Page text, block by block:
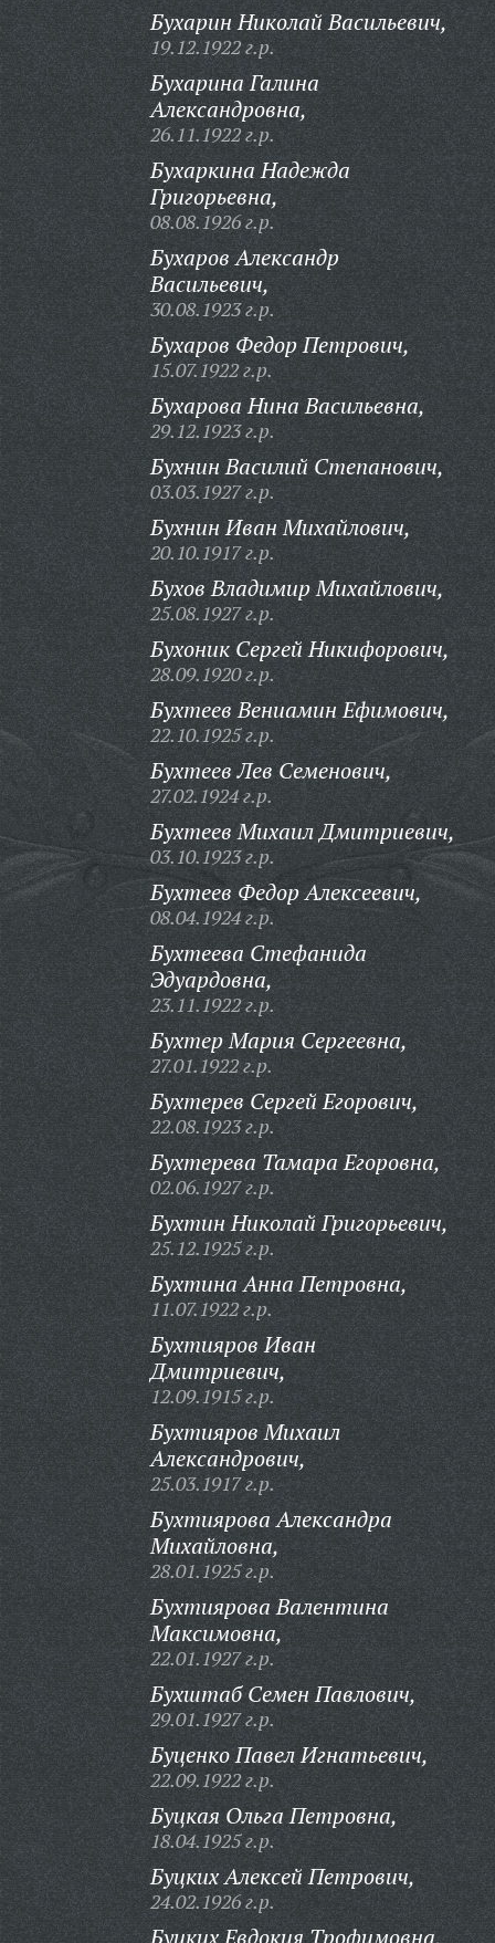
Бухарин Николай Васильевич,
19.12.1922 г.р.
Бухарина Галина
Александровна,
26.11.1922 г.р.
Бухаркина Надежда
Григорьевна,
08.08.1926 г.р.
Бухаров Александр
Васильевич,
30.08.1923 г.р.
Бухаров Федор Петрович,
15.07.1922 г.р.
Бухарова Нина Васильевна,
29.12.1923 г.р.
Бухнин Василий Степанович,
03.03.1927 г.р.
Бухнин Иван Михайлович,
20.10.1917 г.р.
Бухов Владимир Михайлович,
25.08.1927 г.р.
Бухоник Сергей Никифорович,
28.09.1920 г.р.
Бухтеев Вениамин Ефимович,
22.10.1925 г.р.
Бухтеев Лев Семенович,
27.02.1924 г.р.
Бухтеев Михаил Дмитриевич,
03.10.1923 г.р.
Бухтеев Федор Алексеевич,
08.04.1924 г.р.
Бухтеева Стефанида
Эдуардовна,
23.11.1922 г.р.
Бухтер Мария Сергеевна,
27.01.1922 г.р.
Бухтерев Сергей Егорович,
22.08.1923 г.р.
Бухтерева Тамара Егоровна,
02.06.1927 г.р.
Бухтин Николай Григорьевич,
25.12.1925 г.р.
Бухтина Анна Петровна,
11.07.1922 г.р.
Бухтияров Иван
Дмитриевич,
12.09.1915 г.р.
Бухтияров Михаил
Александрович,
25.03.1917 г.р.
Бухтиярова Александра
Михайловна,
28.01.1925 г.р.
Бухтиярова Валентина
Максимовна,
22.01.1927 г.р.
Бухштаб Семен Павлович,
29.01.1927 г.р.
Буценко Павел Игнатьевич,
22.09.1922 г.р.
Буцкая Ольга Петровна,
18.04.1925 г.р.
Буцких Алексей Петрович,
24.02.1926 г.р.
Буцких Евдокия Трофимовна,